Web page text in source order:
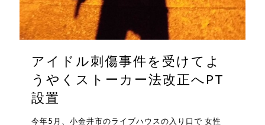
アイドル刺傷事件を受けてよ
うやくストーカー法改正へPT
設置
今年5月、小金井市のライブハウスの入り口で 女性